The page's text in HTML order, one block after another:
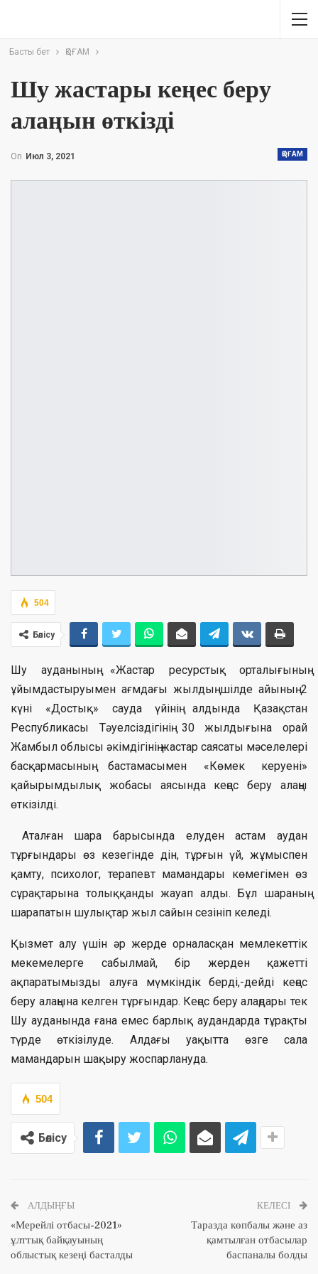
Басты бет ҚОҒАМ
Шу жастары кеңес беру
алаңын өткізді
ҚОҒАМ
On Июл 3, 2021
504
Бөлісу
Шу ауданының «Жастар ресурстық орталығының
ұйымдастыруымен ағмдағы жылдың шілде айының 2
күні «Достық» сауда үйінің алдында Қазақстан
Республикасы Тәуелсіздігінің 30 жылдығына орай
Жамбыл облысы әкімдігінің жастар саясаты мәселелері
басқармасының бастамасымен «Көмек керуені»
қайырымдылық жобасы аясында кеңес беру алаңы
өткізілді.
Аталған шара барысында елуден астам аудан
тұрғындары өз кезегінде дін, тұрғын үй, жұмыспен
қамту, психолог, терапевт мамандары көмегімен өз
сұрақтарына толыққанды жауап алды. Бұл шараның
шарапатын шулықтар жыл сайын сезініп келеді.
Қызмет алу үшін әр жерде орналасқан мемлекеттік
мекемелерге сабылмай, бір жерден қажетті
ақпаратымызды алуға мүмкіндік берді,-дейді кеңес
беру алаңына келген тұрғындар. Кеңес беру алаңдары тек
Шу ауданында ғана емес барлық аудандарда тұрақты
түрде өткізілуде. Алдағы уақытта өзге сала
мамандарын шақыру жоспарлануда.
504
Бөлісу
АЛДЫҢҒЫ
«Мерейлі отбасы-2021»
ұлттық байқауының
облыстық кезеңі басталды
КЕЛЕСІ
Таразда көпбалы және аз
қамтылған отбасылар
баспаналы болды